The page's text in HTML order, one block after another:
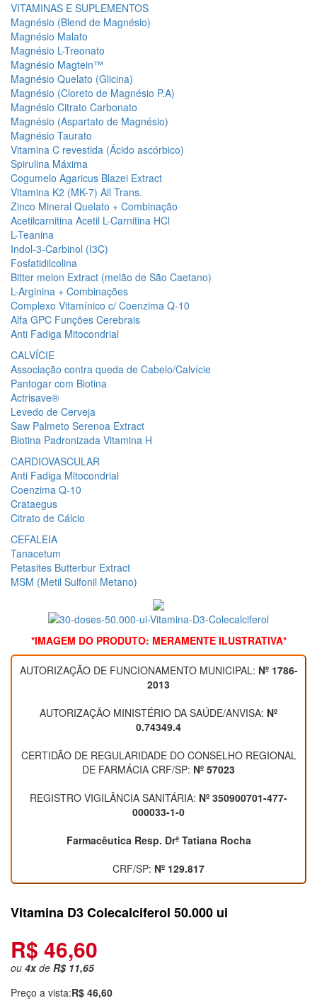
VITAMINAS E SUPLEMENTOS
Magnésio (Blend de Magnésio)
Magnésio Malato
Magnésio L-Treonato
Magnésio Magtein™
Magnésio Quelato (Glicina)
Magnésio (Cloreto de Magnésio P.A)
Magnésio Citrato Carbonato
Magnésio (Aspartato de Magnésio)
Magnésio Taurato
Vitamina C revestida (Ácido ascórbico)
Spirulina Máxima
Cogumelo Agaricus Blazei Extract
Vitamina K2 (MK-7) All Trans.
Zinco Mineral Quelato + Combinação
Acetilcarnitina Acetil L-Carnitina HCl
L-Teanina
Indol-3-Carbinol (I3C)
Fosfatidilcolina
Bitter melon Extract (melão de São Caetano)
L-Arginina + Combinações
Complexo Vitamínico c/ Coenzima Q-10
Alfa GPC Funções Cerebrais
Anti Fadiga Mitocondrial
CALVÍCIE
Associação contra queda de Cabelo/Calvície
Pantogar com Biotina
Actrisave®
Levedo de Cerveja
Saw Palmeto Serenoa Extract
Biotina Padronizada Vitamina H
CARDIOVASCULAR
Anti Fadiga Mitocondrial
Coenzima Q-10
Crataegus
Citrato de Cálcio
CEFALEIA
Tanacetum
Petasites Butterbur Extract
MSM (Metil Sulfonil Metano)
*IMAGEM DO PRODUTO: MERAMENTE ILUSTRATIVA*
AUTORIZAÇÃO DE FUNCIONAMENTO MUNICIPAL: Nº 1786-
2013
AUTORIZAÇÃO MINISTÉRIO DA SAÚDE/ANVISA: Nº
0.74349.4
CERTIDÃO DE REGULARIDADE DO CONSELHO REGIONAL
DE FARMÁCIA CRF/SP: Nº 57023
REGISTRO VIGILÂNCIA SANITÁRIA: Nº 350900701-477-
000033-1-0
Farmacêutica Resp. Drª Tatiana Rocha
CRF/SP: Nº 129.817
Vitamina D3 Colecalciferol 50.000 ui
R$ 46,60
ou 4xde R$ 11,65
Preço a vista:R$ 46,60